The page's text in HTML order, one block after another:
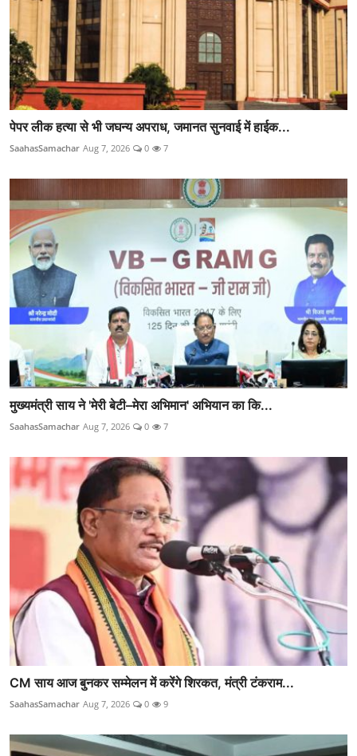
पेपर लीक हत्या से भी जघन्य अपराध, जमानत सुनवाई में हाईक...
SaahasSamachar Aug 7, 2026 0 7
मुख्यमंत्री साय ने 'मेरी बेटी–मेरा अभिमान' अभियान का कि...
SaahasSamachar Aug 7, 2026 0 7
CM साय आज बुनकर सम्मेलन में करेंगे शिरकत, मंत्री टंकराम...
SaahasSamachar Aug 7, 2026 0 9